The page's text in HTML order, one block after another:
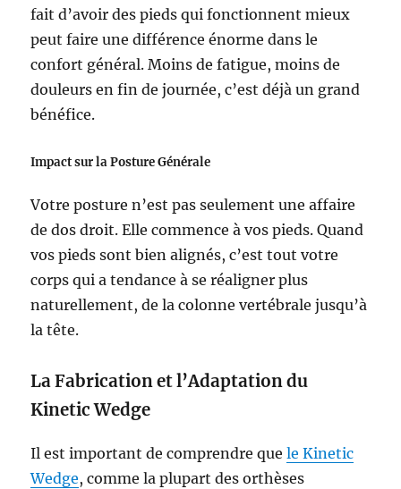
fait d’avoir des pieds qui fonctionnent mieux
peut faire une différence énorme dans le
confort général. Moins de fatigue, moins de
douleurs en fin de journée, c’est déjà un grand
bénéfice.
Impact sur la Posture Générale
Votre posture n’est pas seulement une affaire
de dos droit. Elle commence à vos pieds. Quand
vos pieds sont bien alignés, c’est tout votre
corps qui a tendance à se réaligner plus
naturellement, de la colonne vertébrale jusqu’à
la tête.
La Fabrication et l’Adaptation du
Kinetic Wedge
Il est important de comprendre quele Kinetic
Wedge, comme la plupart des orthèses